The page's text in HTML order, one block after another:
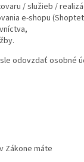
/ služieb /
e-shopu
odovzdať osobné
Zákone máte